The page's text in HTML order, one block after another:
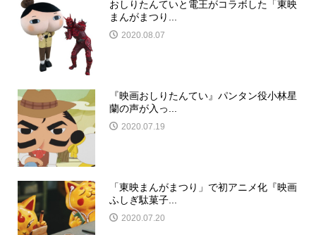
おしりたんていと電王がコラボした「東映
まんがまつり...
2020.08.07
『映画おしりたんてい』パンタン役小林星
蘭の声が入っ...
2020.07.19
「東映まんがまつり」で初アニメ化『映画
ふしぎ駄菓子...
2020.07.20